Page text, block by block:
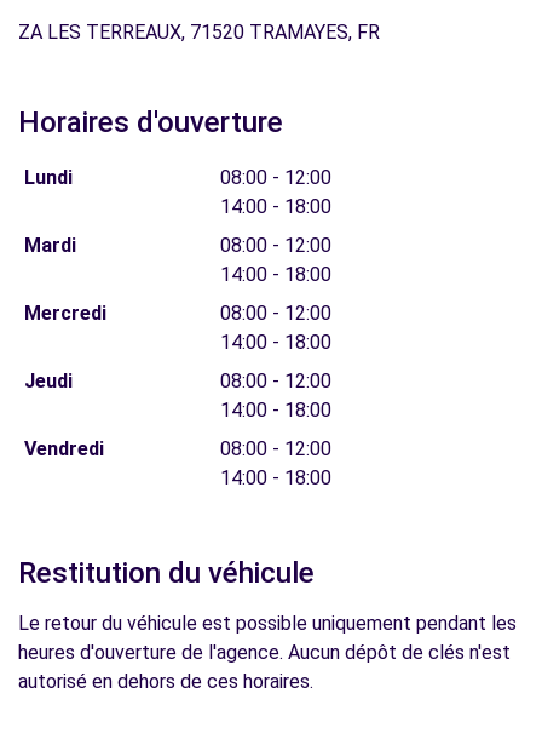
ZA LES TERREAUX, 71520 TRAMAYES, FR
Horaires d'ouverture
Lundi
08:00 - 12:00
14:00 - 18:00
Mardi
08:00 - 12:00
14:00 - 18:00
Mercredi
08:00 - 12:00
14:00 - 18:00
Jeudi
08:00 - 12:00
14:00 - 18:00
Vendredi
08:00 - 12:00
14:00 - 18:00
Restitution du véhicule
Le retour du véhicule est possible uniquement pendant les
heures d'ouverture de l'agence. Aucun dépôt de clés n'est
autorisé en dehors de ces horaires.